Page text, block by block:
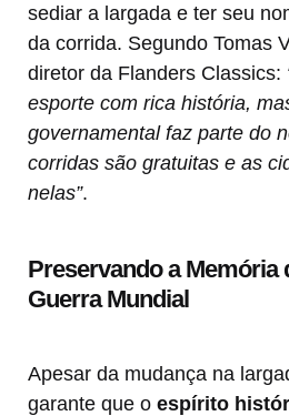
sediar a largada e ter seu
da corrida. Segundo Tomas
diretor da Flanders Classics:
esporte com rica história,
governamental faz parte do
corridas são gratuitas e as
nelas”.
Preservando a Memória
Guerra Mundial
Apesar da mudança na
garante que o espírito